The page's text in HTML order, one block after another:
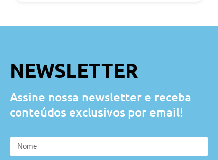
NEWSLETTER
Assine nossa newsletter e receba
conteúdos exclusivos por email!